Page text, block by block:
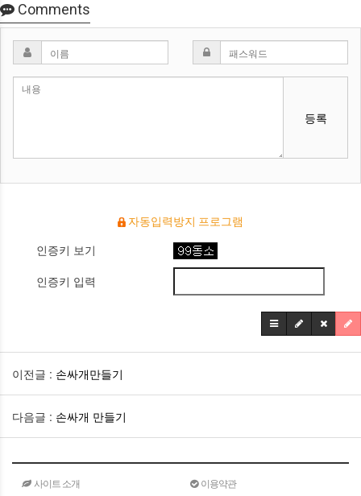
Comments
등록
자동입력방지 프로그램
인증키 보기
인증키 입력
이전글 : 손싸개만들기
다음글 : 손싸개 만들기
사이트 소개 이용약관